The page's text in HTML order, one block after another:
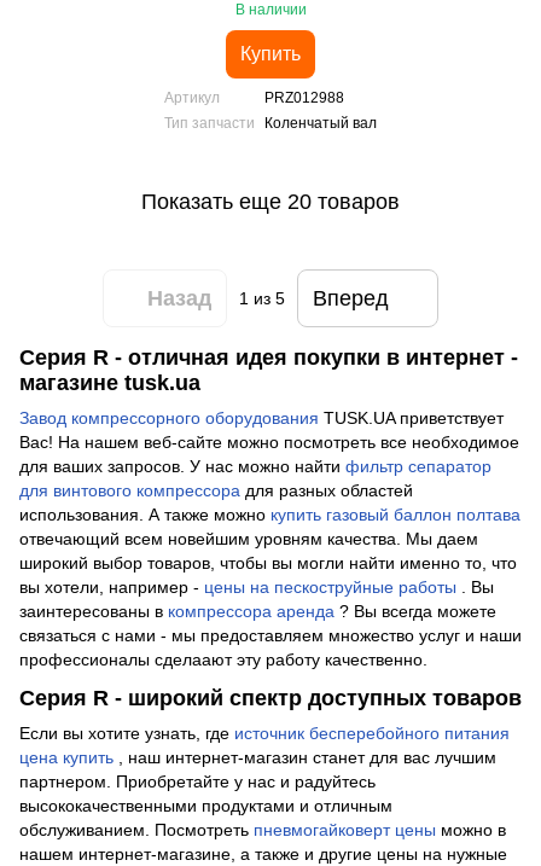
В наличии
Купить
Артикул
PRZ012988
Тип запчасти
Коленчатый вал
Показать еще 20 товаров
Назад 1 из 5 Вперед
Серия R - отличная идея покупки в интернет -
магазине tusk.ua
Завод компрессорного оборудования TUSK.UA приветствует
Вас! На нашем веб-сайте можно посмотреть все необходимое
для ваших запросов. У нас можно найти фильтр сепаратор
для винтового компрессора для разных областей
использования. А также можно купить газовый баллон полтава
отвечающий всем новейшим уровням качества. Мы даем
широкий выбор товаров, чтобы вы могли найти именно то, что
вы хотели, например - цены на пескоструйные работы . Вы
заинтересованы в компрессора аренда ? Вы всегда можете
связаться с нами - мы предоставляем множество услуг и наши
профессионалы сделаают эту работу качественно.
Серия R - широкий спектр доступных товаров
Если вы хотите узнать, где источник бесперебойного питания
цена купить , наш интернет-магазин станет для вас лучшим
партнером. Приобретайте у нас и радуйтесь
высококачественными продуктами и отличным
обслуживанием. Посмотреть пневмогайковерт цены можно в
нашем интернет-магазине, а также и другие цены на нужные